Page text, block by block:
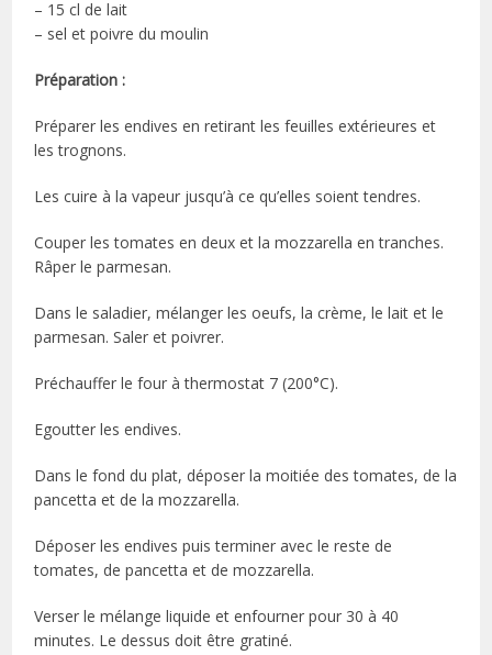
– 15 cl de lait
– sel et poivre du moulin
Préparation :
Préparer les endives en retirant les feuilles extérieures et
les trognons.
Les cuire à la vapeur jusqu’à ce qu’elles soient tendres.
Couper les tomates en deux et la mozzarella en tranches.
Râper le parmesan.
Dans le saladier, mélanger les oeufs, la crème, le lait et le
parmesan. Saler et poivrer.
Préchauffer le four à thermostat 7 (200°C).
Egoutter les endives.
Dans le fond du plat, déposer la moitiée des tomates, de la
pancetta et de la mozzarella.
Déposer les endives puis terminer avec le reste de
tomates, de pancetta et de mozzarella.
Verser le mélange liquide et enfourner pour 30 à 40
minutes. Le dessus doit être gratiné.